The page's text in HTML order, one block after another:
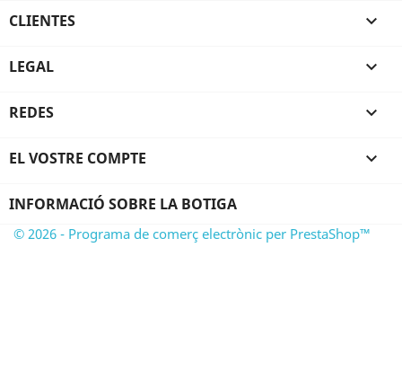
CLIENTES 
LEGAL 
REDES 
EL VOSTRE COMPTE 
INFORMACIÓ SOBRE LA BOTIGA
© 2026 - Programa de comerç electrònic per PrestaShop™